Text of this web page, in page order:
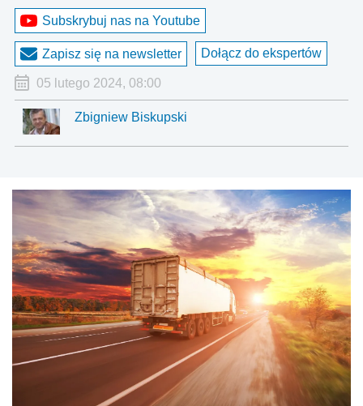
Subskrybuj nas na Youtube
Zapisz się na newsletter Dołącz do ekspertów
05 lutego 2024, 08:00
Zbigniew Biskupski